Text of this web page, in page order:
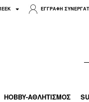
ΕΓΓΡΑΦΗ
HOBBY-ΑΘΛΗΤΙΣΜΌΣ